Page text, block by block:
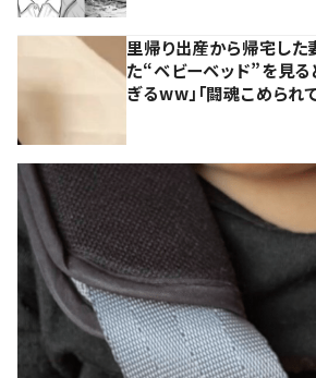
里帰り出産から帰宅し
た“ベビーベッド”を見
ぎるww」「闘魂こめられ